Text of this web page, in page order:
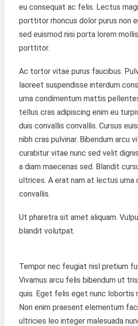
eu consequat ac felis. Lectus
porttitor rhoncus dolor purus non
sed euismod nisi porta lorem
porttitor.
Ac tortor vitae purus faucibus.
laoreet suspendisse interdum
urna condimentum mattis
tellus cras adipiscing enim eu
duis convallis convallis. Cursus
nibh cras pulvinar. Bibendum arcu
curabitur vitae nunc sed velit
a diam maecenas sed. Blandit
ultrices. A erat nam at lectus urna
convallis.
Ut pharetra sit amet aliquam.
blandit volutpat.
Tempor nec feugiat nisl pretium
Vivamus arcu felis bibendum ut
quis. Eget felis eget nunc lobortis
Non enim praesent elementum
ultricies leo integer malesuada